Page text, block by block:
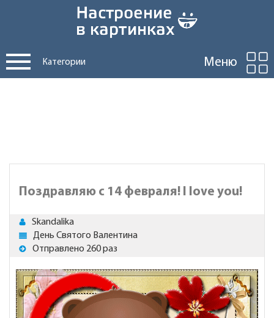
Категории Меню
Поздравляю с 14 февраля! I love you!
Skandalika
День Святого Валентина
Отправлено 260 раз